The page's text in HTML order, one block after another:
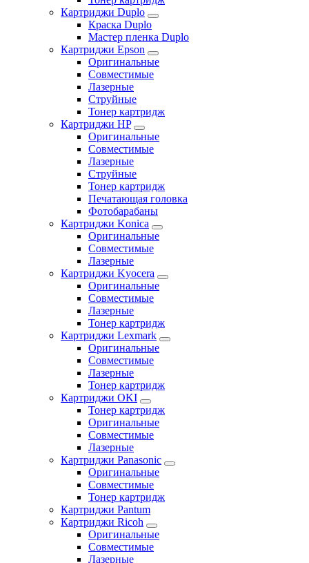
Картриджи Duplo
Краска Duplo
Мастер пленка Duplo
Картриджи Epson
Оригинальные
Совместимые
Лазерные
Струйные
Тонер картридж
Картриджи HP
Оригинальные
Совместимые
Лазерные
Струйные
Тонер картридж
Печатающая головка
Фотобарабаны
Картриджи Konica
Оригинальные
Совместимые
Лазерные
Картриджи Kyocera
Оригинальные
Совместимые
Лазерные
Тонер картридж
Картриджи Lexmark
Оригинальные
Совместимые
Лазерные
Тонер картридж
Картриджи OKI
Тонер картридж
Оригинальные
Совместимые
Лазерные
Картриджи Panasonic
Оригинальные
Совместимые
Тонер картридж
Картриджи Pantum
Картриджи Ricoh
Оригинальные
Совместимые
Лазерные